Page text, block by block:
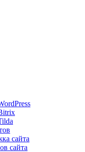
сайта
сайта